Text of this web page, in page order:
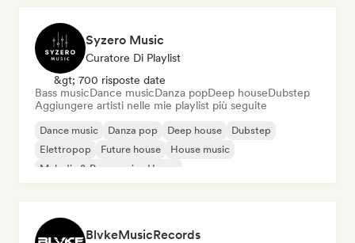
Syzero Music
Curatore Di Playlist
&gt; 700 risposte date
Bass musicDance musicDanza popDeep houseDubstep
Aggiungere artisti nelle mie playlist più seguite
Dance music Danza pop Deep house
Dubstep
Elettropop
Future house
House music
Melodic & Progressive House
BlvkeMusicRecords